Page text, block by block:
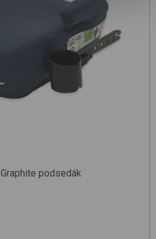
Graphite podsedák